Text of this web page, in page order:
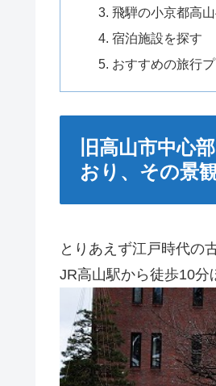
飛騨の小京都高
宿泊施設を探す
おすすめの旅行
旧高山市中心
おり、その景
とりあえず江戸時代の
JR高山駅から徒歩10分